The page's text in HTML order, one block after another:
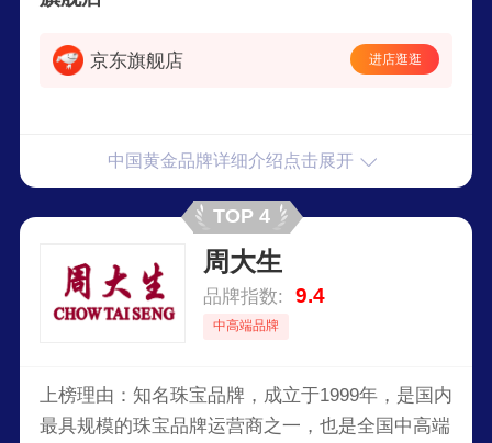
京东旗舰店 进店逛逛
中国黄金品牌详细介绍点击展开
TOP 4
周大生
品牌指数: 9.4
中高端品牌
上榜理由：知名珠宝品牌，成立于1999年，是国内
最具规模的珠宝品牌运营商之一，也是全国中高端